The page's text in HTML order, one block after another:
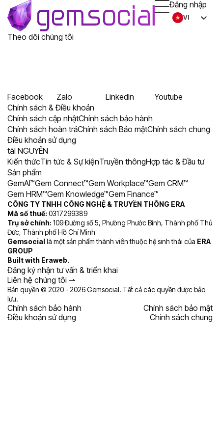
Đăng nhập
VI
Theo dõi chúng tôi
Facebook Zalo LinkedIn
Youtube
Chính sách & Điều khoản
Chính sách cập nhậtChính sách bảo hành
Chính sách hoàn trảChính sách Bảo mậtChính sách chung
Điều khoản sử dụng
tàI NGUYÊN
Kiến thứcTin tức & Sự kiệnTruyền thôngHợp tác & Đầu tư
Sản phẩm
GemAI™Gem Connect™Gem Workplace™Gem CRM™
Gem HRM™Gem Knowledge™Gem Finance™
CÔNG TY TNHH CÔNG NGHỆ & TRUYỀN THÔNG ERA
Mã số thuế: 0317299389
Trụ sở chính: 109 Đường số 5, Phường Phước Bình, Thành phố Thủ
Đức, Thành phố Hồ Chí Minh
Gemsociallà một sản phẩm thành viên thuộc hệ sinh thái của ERA
GROUP
Built with Eraweb.
Đăng ký nhận tư vấn & triển khai
Liên hệ chúng tôi ⇀⁠⁠⁠⁠⁠⁠
Bản quyền © 2020 - 2026 Gemsocial. Tất cả các quyền được bảo
lưu.
Chính sách bảo hành
Chính sách bảo mật
Điều khoản sử dụng
Chính sách chung